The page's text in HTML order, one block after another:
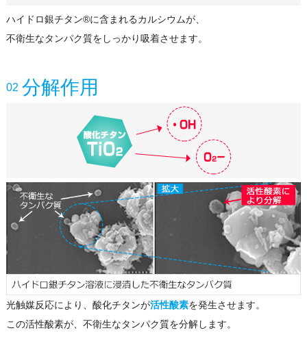
ハイドロ銀チタン®に含まれるカルシウムが、
不衛生なタンパク質をしっかり吸着させます。
02 分解作用
光触媒反応により、酸化チタンが活性酸素を発生させます。
この活性酸素が、不衛生なタンパク質を分解します。